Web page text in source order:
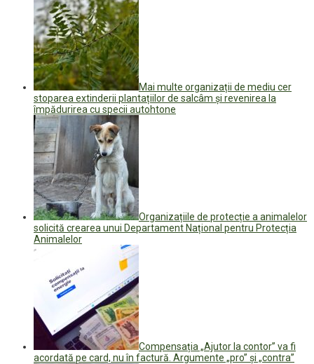
Mai multe organizații de mediu cer
stoparea extinderii plantațiilor de salcâm și revenirea la
împădurirea cu specii autohtone
Organizațiile de protecție a animalelor
solicită crearea unui Departament Național pentru Protecția
Animalelor
Compensația „Ajutor la contor” va fi
acordată pe card, nu în factură. Argumente „pro” și „contra”